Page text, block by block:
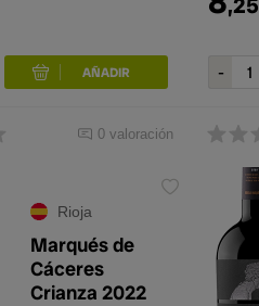
0 valoración
Rioja
Marqués de
Cáceres
Crianza 2022